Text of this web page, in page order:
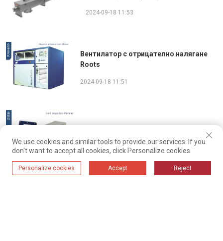
2024-09-18 11:53
Вентилатор с отрицателно налягане
Roots
2024-09-18 11:51
2024-09-18 11:49
We use cookies and similar tools to provide our services. If you
don't want to accept all cookies, click Personalize cookies.
Personalize cookies Accept Reject